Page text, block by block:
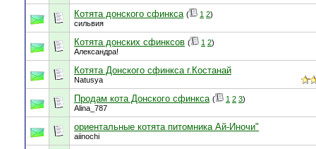
Котята донского сфинкса ( 1 2)
сильвия
Котята донских сфинксов ( 1 2)
Александра!
Котята Донского сфинкса г.Костанай
Natusya
Продам кота Донского сфинкса ( 1 2 3)
Alina_787
ориентальные котята питомника Ай-Иночи"
aiinochi